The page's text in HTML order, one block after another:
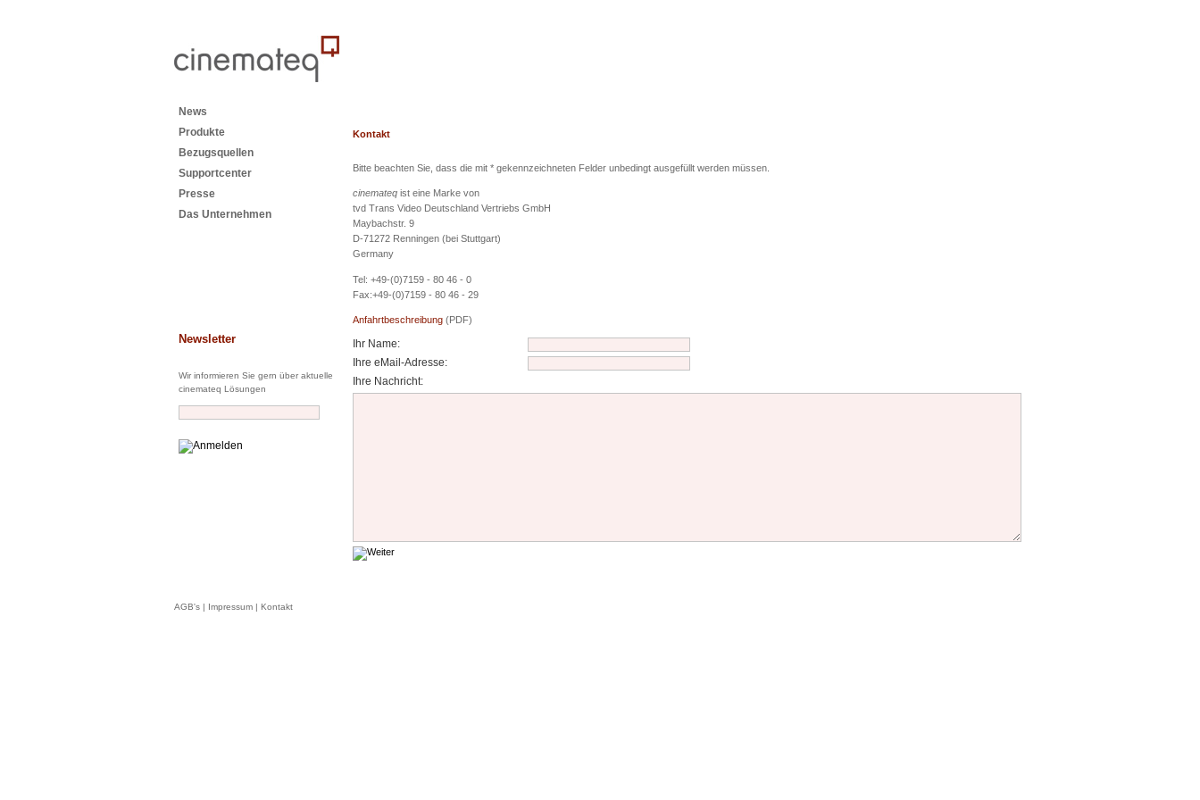
News
Produkte
Bezugsquellen
Supportcenter
Presse
Das Unternehmen
Newsletter
Wir informieren Sie gern über aktuelle
cinemateq Lösungen
Kontakt
Bitte beachten Sie, dass die mit * gekennzeichneten Felder unbedingt ausgefüllt werden müssen.
cinemateqist eine Marke von
tvd Trans Video Deutschland Vertriebs GmbH
Maybachstr. 9
D-71272 Renningen (bei Stuttgart)
Germany
Tel: +49-(0)7159 - 80 46 - 0
Fax:+49-(0)7159 - 80 46 - 29
Anfahrtbeschreibung(PDF)
Ihr Name:
Ihre eMail-Adresse:
Ihre Nachricht:
AGB's| Impressum| Kontakt